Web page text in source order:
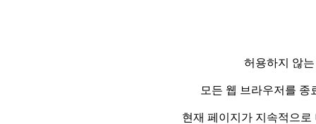
허용하지 않
모든 웹 브라우저를
현재 페이지가 지속적으